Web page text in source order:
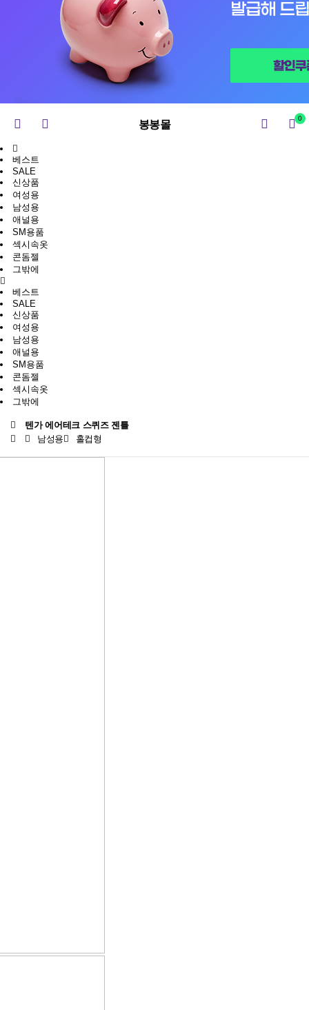
봉봉몰 0
베스트
SALE
신상품
여성용
남성용
애널용
SM용품
섹시속옷
콘돔젤
그밖에
베스트
SALE
신상품
여성용
남성용
애널용
SM용품
콘돔젤
섹시속옷
그밖에
텐가 에어테크 스퀴즈 젠틀
남성용
홀컵형